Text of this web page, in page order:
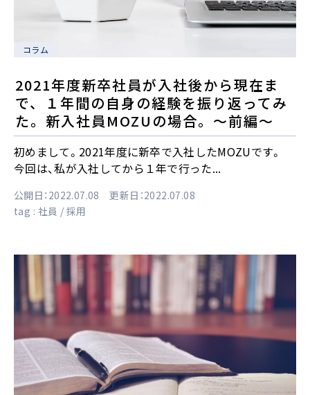
コラム
2021年度新卒社員が入社後から現在ま
で、１年間の自身の経験を振り返ってみ
た。新入社員MOZUの場合。～前編～
初めまして。2021年度に新卒で入社したMOZUです。
今回は、私が入社してから１年で行った...
公開日：2022.07.08 更新日：2022.07.08
tag : 社員 採用